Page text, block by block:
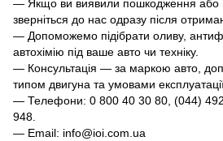
— Якщо ви виявили пошкодження або
зверніться до нас одразу після
— Допоможемо підібрати оливу,
автохімію під ваше авто чи техніку.
— Консультація — за маркою авто,
типом двигуна та умовами
— Телефони: 0 800 40 30 80, (044)
948.
— Email: info@ioi.com.ua